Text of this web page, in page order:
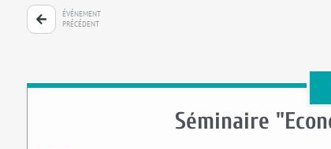
ÉVÉNEMENT
PRÉCÉDENT
Séminaire